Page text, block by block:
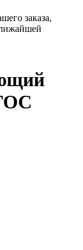
заказа,